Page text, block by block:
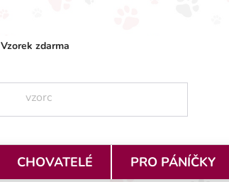
Vzorek zdarma
CHOVATELÉ PRO PÁNÍČKY